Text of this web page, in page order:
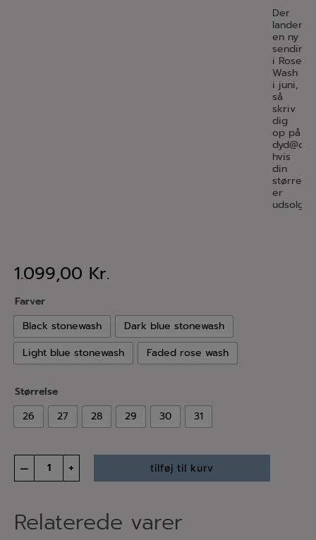
Der
lander
en ny
sending
i Rose
Wash
i juni,
så
skriv
dig
op på
hvis
din
størrelse
er
udsolgt.
1.099,00 Kr.
Farver
Black stonewash
Dark blue stonewash
Light blue stonewash
Faded rose wash
Størrelse
26
27 28 29 30 31
–
Lydia
denim
pant
+ tilføj til kurv
Relaterede varer